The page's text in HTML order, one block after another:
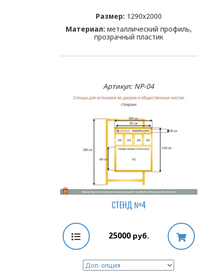
Размер: 1290х2000
Материал: металлический профиль,
прозрачный пластик
Артикул: NP-04
СТЕНД №4
25000руб.